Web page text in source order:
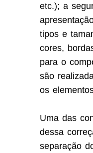
etc.); a
tipos e
cores,
para o
são
os
Uma das
dessa
separação